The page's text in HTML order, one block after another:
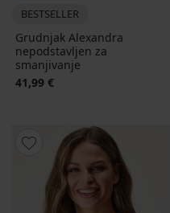
BESTSELLER
Grudnjak Alexandra
nepodstavljen za
smanjivanje
41,99 €